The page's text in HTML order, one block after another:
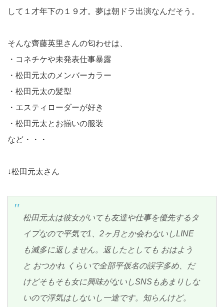
して１才年下の１９才。夢は朝ドラ出演なんだそう。
そんな齊藤英里さんの匂わせは、
・コネチケや未発表仕事暴露
・松田元太のメンバーカラー
・松田元太の髪型
・エスティローダーが好き
・松田元太とお揃いの服装
など・・・
↓松田元太さん
松田元太は彼女がいても友達や仕事を優先するタ
イプなので平気で1、2ヶ月とか会わないしLINE
も滅多に返しません。返したとしても おはよう
と おつかれ くらいで全部平仮名の誤字多め、だ
けどそもそも女に興味がないしSNSもあまりしな
いので浮気はしないし一途です。知らんけど。